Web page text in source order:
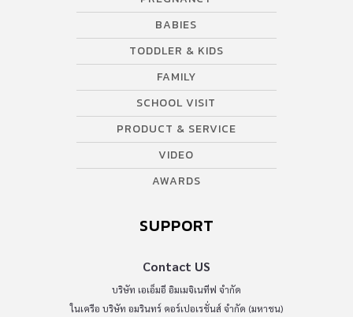
BABIES
TODDLER & KIDS
FAMILY
SCHOOL VISIT
PRODUCT & SERVICE
VIDEO
AWARDS
SUPPORT
Contact US
บริษัท เอเอ็มอี อิมเมจิเนทีฟ จำกัด
ในเครือ บริษัท อมรินทร์ คอร์เปอเรชั่นส์ จำกัด (มหาชน)